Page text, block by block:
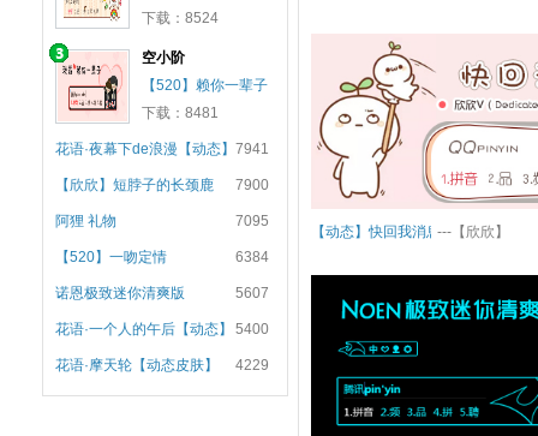
下载：8524
空小阶
【520】赖你一辈子
下载：8481
花语·夜幕下de浪漫【动态】 7941
【欣欣】短脖子的长颈鹿 7900
阿狸 礼物 7095
【520】一吻定情 6384
诺恩极致迷你清爽版 5607
花语·一个人的午后【动态】 5400
花语·摩天轮【动态皮肤】 4229
【动态】快回我消息~---【欣欣】